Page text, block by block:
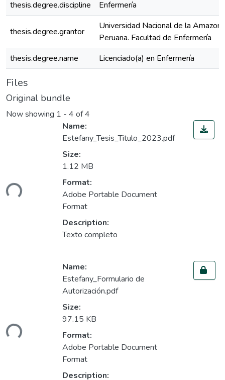
thesis.degree.discipline
Enfermería
thesis.degree.grantor
Universidad Nacional de la
Peruana. Facultad de Enfermería
thesis.degree.name
Licenciado(a) en Enfermería
Files
Original bundle
Now showing 1 - 4 of 4
Loading...
Name:
Estefany_Tesis_Titulo_2023.pdf
Size:
1.12 MB
Format:
Adobe Portable Document
Format
Description:
Texto completo
Loading...
Name:
Estefany_Formulario de
Autorización.pdf
Size:
97.15 KB
Format:
Adobe Portable Document
Format
Description: